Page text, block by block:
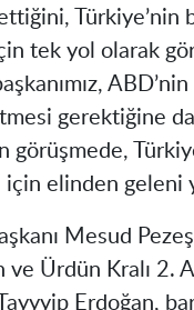
Türkiye’nin
tek yol olarak
gerektiğine
görüşmede,
için elinden geleni
Mesud
ve Ürdün Kralı 2.
Erdoğan,